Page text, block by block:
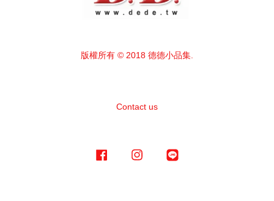
版權所有 © 2018 德德小品集.
Contact us
Facebook Instagram